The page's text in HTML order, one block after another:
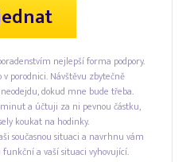
nejlepší forma podpory.
porodnici. Návštěvu zbytečně
dokud mne bude třeba.
a účtuji za ni pevnou částku,
koukat na hodinky.
současnou situaci a navrhnu vám
a vaší situaci vyhovující.